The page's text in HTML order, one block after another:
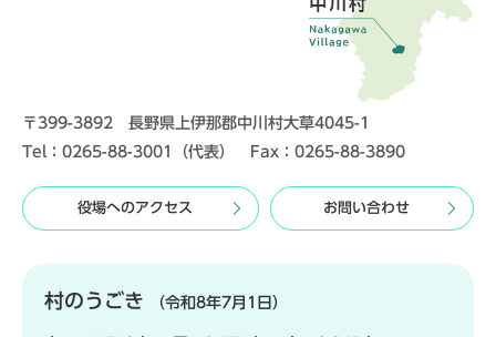
〒399-3892 長野県上伊那郡中川村大草4045-1
Tel：0265-88-3001（代表） Fax：0265-88-3890
役場へのアクセス お問い合わせ
村のうごき （令和8年7月1日）